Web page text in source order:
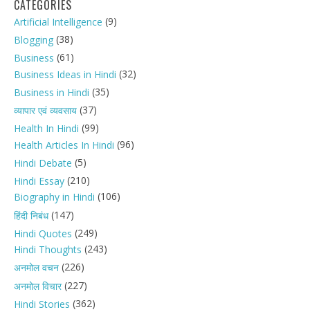
CATEGORIES
Artificial Intelligence (9)
Blogging (38)
Business (61)
Business Ideas in Hindi (32)
Business in Hindi (35)
व्यापार एवं व्यवसाय (37)
Health In Hindi (99)
Health Articles In Hindi (96)
Hindi Debate (5)
Hindi Essay (210)
Biography in Hindi (106)
हिंदी निबंध(147)
Hindi Quotes (249)
Hindi Thoughts (243)
अनमोल वचन (226)
अनमोल विचार(227)
Hindi Stories (362)